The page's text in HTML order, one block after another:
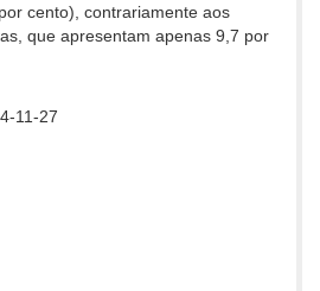
cento), contrariamente aos
que apresentam apenas 9,7 por
11-27